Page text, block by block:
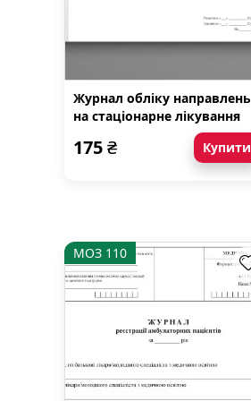
Журнал обліку направлень
на стаціонарне лікування
175₴ Купити
МОЗ 110